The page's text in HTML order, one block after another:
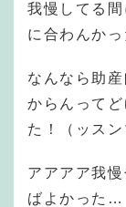
我慢してる
に合わんかっ
なんなら助
からんって
た！（ッスン
アアアア我
ばよかった…